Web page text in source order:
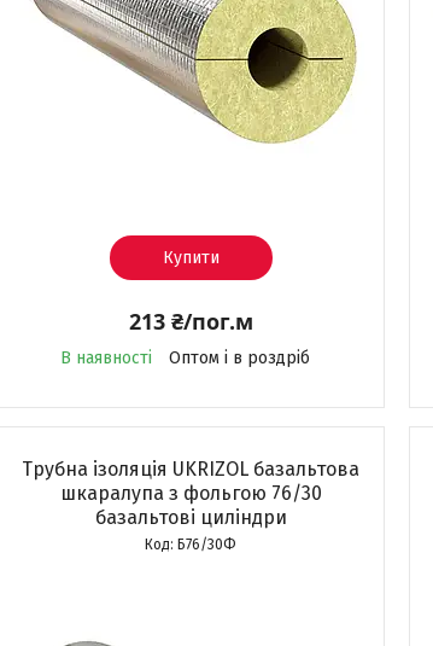
Купити
213 ₴/пог.м
В наявності Оптом і в роздріб
Трубна ізоляція UKRIZOL базальтова
шкаралупа з фольгою 76/30
базальтові циліндри
Б76/30Ф